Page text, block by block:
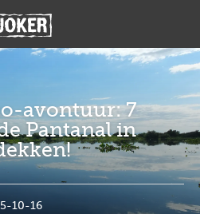
avontuur: 7
Pantanal in
10-16